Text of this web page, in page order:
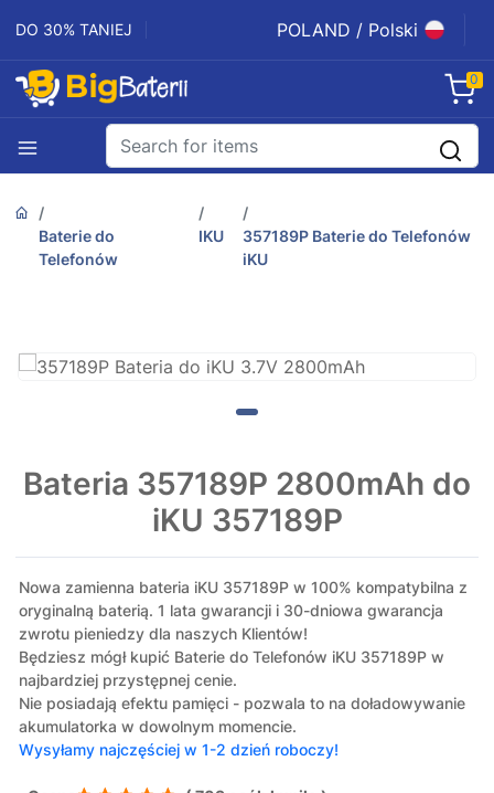
DO 30% TANIEJ POLAND / Polski
0
Baterie do
Telefonów
IKU
357189P Baterie do Telefonów
iKU
Bateria 357189P 2800mAh do
iKU 357189P
Nowa zamienna bateria iKU 357189P w 100% kompatybilna z
oryginalną baterią. 1 lata gwarancji i 30-dniowa gwarancja
zwrotu pieniedzy dla naszych Klientów!
Będziesz mógł kupić Baterie do Telefonów iKU 357189P w
najbardziej przystępnej cenie.
Nie posiadają efektu pamięci - pozwala to na doładowywanie
akumulatorka w dowolnym momencie.
Wysyłamy najczęściej w 1-2 dzień roboczy!